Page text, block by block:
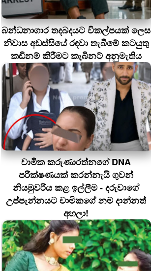
බන්ධනාගාර තදබදයට විකල්පයක් ලෙස
නිවාස අඩස්සියේ රඳවා තැබීමේ කටයුතු
කඩිනම් කිරීමට කැබිනට් අනුමැතිය
චාමික කරුණාරත්නගේ DNA
පරීක්ෂණයක් කරන්නැයි ගුවන්
නියමුවරිය කළ ඉල්ලීම - දරුවාගේ
උප්පැන්නයට චාමිකගේ නම දාන්නත්
අහලා!